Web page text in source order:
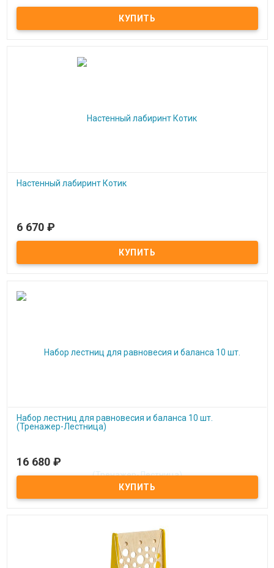
Качалка Радуга
Настенный лабиринт Котик
Под заказ
Настенный лабиринт Котик
6 670 ₽
Набор лестниц для равновесия и баланса 10 шт.
(Тренажер-Лестница)
Под заказ
Набор лестниц для равновесия и баланса 10 шт. (Тренажер-
16 680 ₽